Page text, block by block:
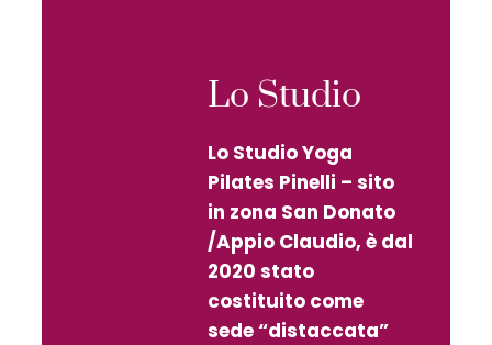
Lo Studio
Lo Studio Yoga
Pilates Pinelli – sito
in zona San Donato
/Appio Claudio, è dal
2020 stato
costituito come
sede “distaccata”